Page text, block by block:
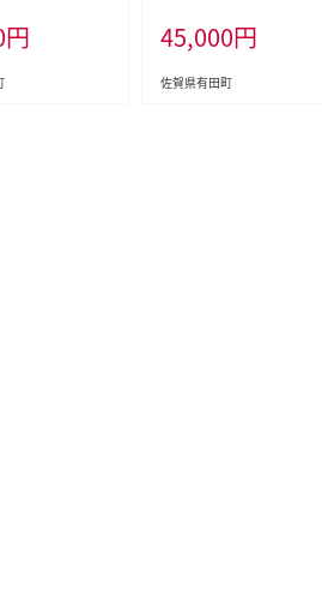
モダンなパス
ル箸置 ペアパス
り物 ギフト 金
円
ト 染付 あわび アワビ 皿 取
皿 bb020
45,000円
佐賀県有田町